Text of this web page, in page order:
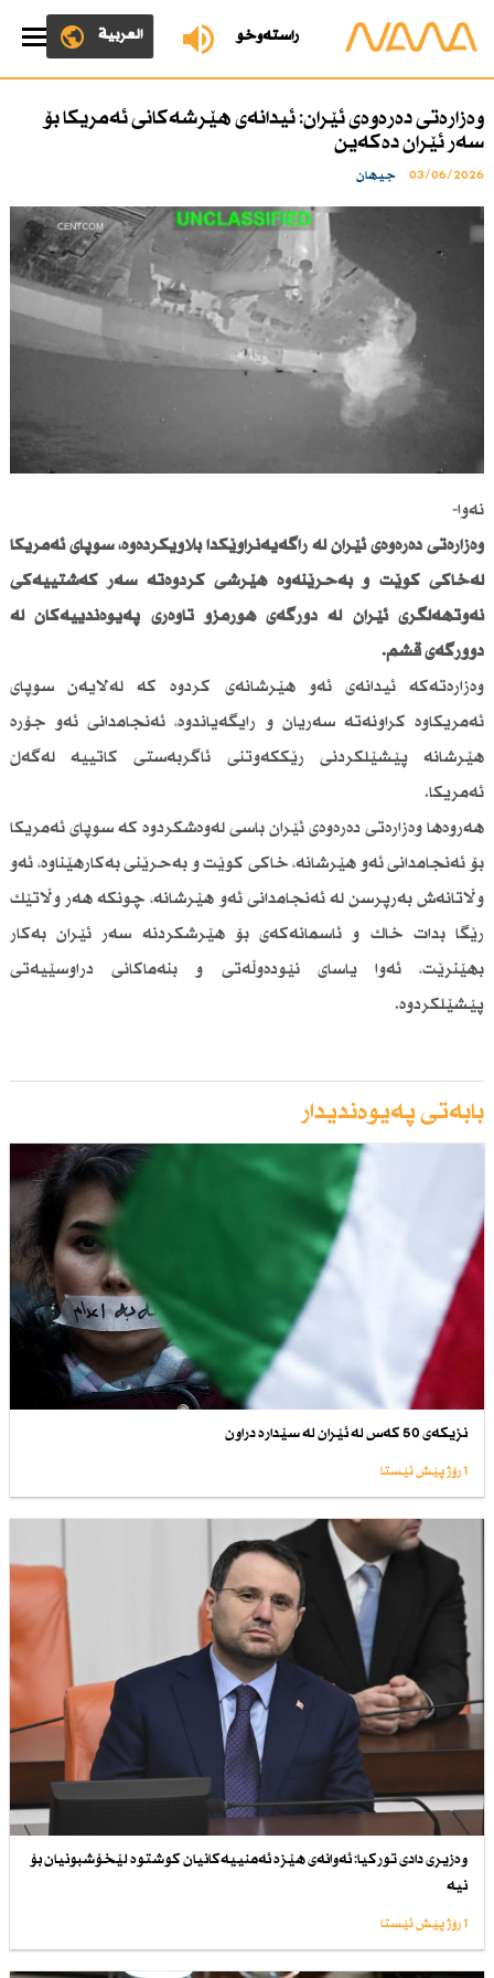
ڕاستەوخۆ العربية
وەزارەتی دەرەوەی ئێران: ئیدانەی هێرشەكانی ئەمریكا بۆ
سەر ئێران دەكەین
03/06/2026 جیهان
نەوا-
وەزارەتی دەرەوەی ئێران لە راگەیەنراوێكدا بڵاویكردەوە، سوپای ئەمریكا
لەخاكی كوێت و بەحرێنەوە هێرشی كردوەتە سەر كەشتییەكی
نەوتهەڵگری ئێران لە دورگەی هورمزو تاوەری پەیوەندییەكان لە
دوورگەی قشم.
وەزارەتەكە ئیدانەی ئەو هێرشانەی كردوە كە لەلایەن سوپای
ئەمریكاوە كراونەتە سەریان و رایگەیاندوە، ئەنجامدانی ئەو جۆرە
هێرشانە پێشێلكردنی رێككەوتنی ئاگربەستی كاتییە لەگەڵ
ئەمریكا.
هەروەها وەزارەتی دەرەوەی ئێران باسی لەوەشكردوە كە سوپای ئەمریكا
بۆ ئەنجامدانی ئەو هێرشانە، خاكی كوێت و بەحرێنی بەكارهێناوە، ئەو
وڵاتانەش بەرپرسن لە ئەنجامدانی ئەو هێرشانە، چونكە هەر وڵاتێك
رێگا بدات خاك و ئاسمانەكەی بۆ هێرشكردنە سەر ئێران بەكار
بهێنرێت، ئەوا یاسای نێودەوڵەتی و بنەماكانی دراوسێیەتی
پێشێلكردوە.
بابەتی پەیوەندیدار
نزیكەی 50 كەس لە ئێران لە سێدارە دراون
1 رۆژ پێش ئێستا
وەزیری دادی توركیا: ئەوانەی هێزە ئەمنییەكانیان كوشتوە لێخۆشبونیان بۆ
نیە
1 رۆژ پێش ئێستا